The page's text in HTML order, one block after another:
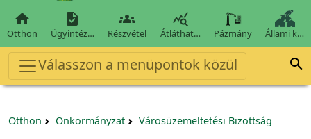

Otthon

Ügyintéz…

Részvétel

Átláthat… Pázmány Állami k…
Válasszon a menüpontok közül 
Otthon Önkormányzat Városüzemeltetési Bizottság